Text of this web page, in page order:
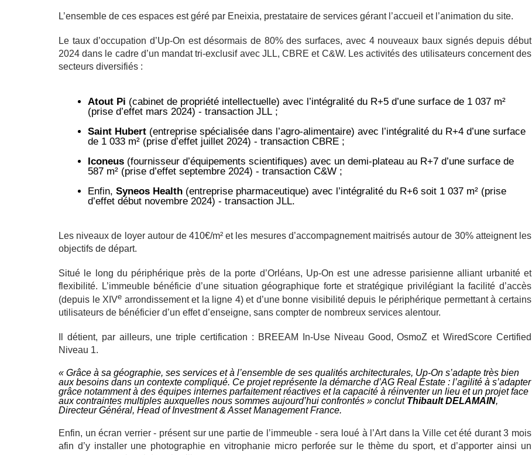
L’ensemble de ces espaces est géré par Eneixia, prestataire de services gérant l’accueil et l’animation du site.
Le taux d’occupation d’Up-On est désormais de 80% des surfaces, avec 4 nouveaux baux signés depuis début
2024 dans le cadre d’un mandat tri-exclusif avec JLL, CBRE et C&W. Les activités des utilisateurs concernent des
secteurs diversifiés :
Atout Pi (cabinet de propriété intellectuelle) avec l’intégralité du R+5 d’une surface de 1 037 m²
(prise d’effet mars 2024) - transaction JLL ;
Saint Hubert (entreprise spécialisée dans l’agro-alimentaire) avec l’intégralité du R+4 d’une surface
de 1 033 m² (prise d’effet juillet 2024) - transaction CBRE ;
Iconeus (fournisseur d’équipements scientifiques) avec un demi-plateau au R+7 d’une surface de
587 m² (prise d’effet septembre 2024) - transaction C&W ;
Enfin, Syneos Health (entreprise pharmaceutique) avec l’intégralité du R+6 soit 1 037 m² (prise
d’effet début novembre 2024) - transaction JLL.
Les niveaux de loyer autour de 410€/m² et les mesures d’accompagnement maitrisés autour de 30% atteignent les
objectifs de départ.
Situé le long du périphérique près de la porte d’Orléans, Up-On est une adresse parisienne alliant urbanité et
flexibilité. L’immeuble bénéficie d’une situation géographique forte et stratégique privilégiant la facilité d’accès
(depuis le XIVe arrondissement et la ligne 4) et d’une bonne visibilité depuis le périphérique permettant à certains
utilisateurs de bénéficier d’un effet d’enseigne, sans compter de nombreux services alentour.
Il détient, par ailleurs, une triple certification : BREEAM In-Use Niveau Good, OsmoZ et WiredScore Certified
Niveau 1.
« Grâce à sa géographie, ses services et à l’ensemble de ses qualités architecturales, Up-On s’adapte très bien
aux besoins dans un contexte compliqué. Ce projet représente la démarche d’AG Real Estate : l’agilité à s’adapter
grâce notamment à des équipes internes parfaitement réactives et la capacité à réinventer un lieu et un projet face
aux contraintes multiples auxquelles nous sommes aujourd’hui confrontés » conclut Thibault DELAMAIN,
Directeur Général, Head of Investment & Asset Management France.
Enfin, un écran verrier - présent sur une partie de l’immeuble - sera loué à l’Art dans la Ville cet été durant 3 mois
afin d’y installer une photographie en vitrophanie micro perforée sur le thème du sport, et d’apporter ainsi un